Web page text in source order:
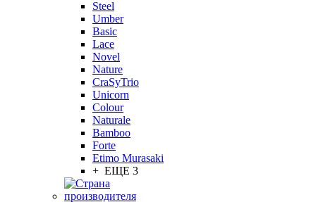
Steel
Umber
Basic
Lace
Novel
Nature
CraSyTrio
Unicorn
Colour
Naturale
Bamboo
Forte
Etimo Murasaki
+ ЕЩЕ 3